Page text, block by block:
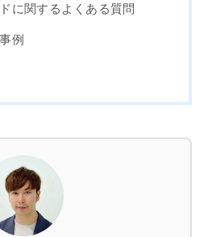
に関するよくある質問
例